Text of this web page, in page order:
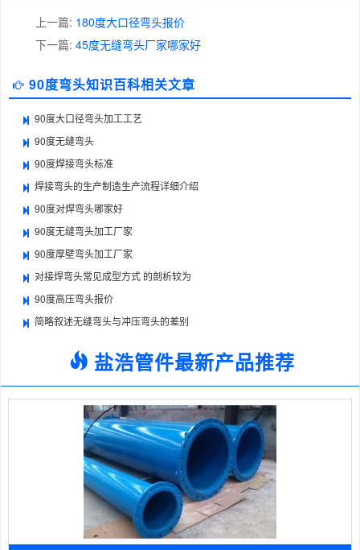
上一篇: 180度大口径弯头报价
下一篇: 45度无缝弯头厂家哪家好
90度弯头知识百科相关文章
90度大口径弯头加工工艺
90度无缝弯头
90度焊接弯头标准
焊接弯头的生产制造生产流程详细介绍
90度对焊弯头哪家好
90度无缝弯头加工厂家
90度厚壁弯头加工厂家
对接焊弯头常见成型方式 的剖析较为
90度高压弯头报价
简略叙述无缝弯头与冲压弯头的差别
盐浩管件最新产品推荐